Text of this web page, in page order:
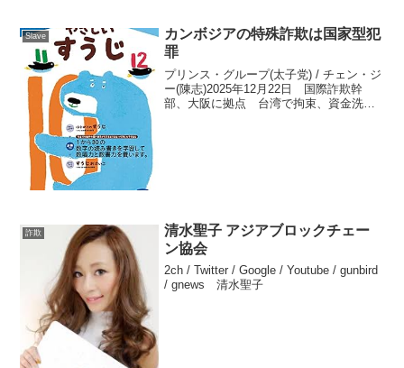
Slave
カンボジアの特殊詐欺は国家型犯
罪
プリンス・グループ(太子党) / チェン・ジ
ー(陳志)2025年12月22日 国際詐欺幹
部、大阪に拠点 台湾で拘束、資金洗浄
詐欺
清水聖子 アジアブロックチェー
ン協会
2ch / Twitter / Google / Youtube / gunbird
/ gnews 清水聖子